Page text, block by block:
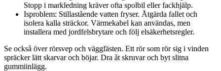
Stopp i markledning kräver ofta spolbil eller fackhjälp.
Isproblem: Stillastående vatten fryser. Åtgärda fallet och
isolera kalla sträckor. Värmekabel kan användas, men
installera med jordfelsbrytare och följ elsäkerhetsregler.
Se också över rörsvep och väggfästen. Ett rör som rör sig i vinden
spräcker lätt skarvar och böjar. Dra åt skruvar och byt slitna
gummiinlägg.